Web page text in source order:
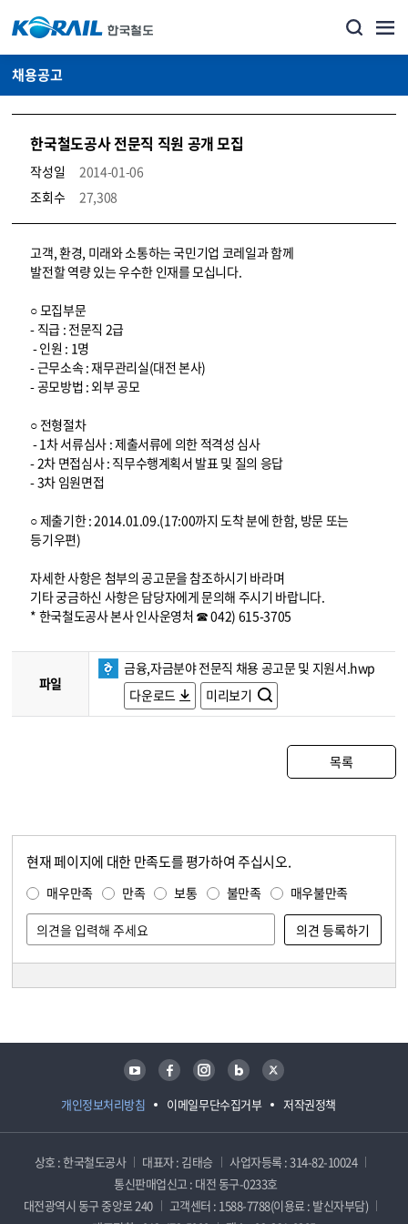
채용공고
한국철도공사 전문직 직원 공개 모집
작성일
2014-01-06
조회수
27,308
코레일소개_경영공시_채용공고 상세보기 – 내용, 파일, 담당자 연락처로 구성
고객, 환경, 미래와 소통하는 국민기업 코레일과 함께
발전할 역량 있는 우수한 인재를 모십니다.
○ 모집부문
- 직급 : 전문직 2급
- 인원 : 1명
- 근무소속 : 재무관리실(대전 본사)
- 공모방법 : 외부 공모
○ 전형절차
- 1차 서류심사 : 제출서류에 의한 적격성 심사
- 2차 면접심사 : 직무수행계획서 발표 및 질의 응답
- 3차 임원면접
○ 제출기한 : 2014.01.09.(17:00까지 도착 분에 한함, 방문 또는
등기우편)
자세한 사항은 첨부의 공고문을 참조하시기 바라며
기타 궁금하신 사항은 담당자에게 문의해 주시기 바랍니다.
* 한국철도공사 본사 인사운영처 ☎ 042) 615-3705
파일
금융,자금분야 전문직 채용 공고문 및 지원서.hwp
다운로드
미리보기
목록
현재 페이지에 대한 만족도를 평가하여 주십시오.
매우만족 만족 보통 불만족 매우불만족
개인정보처리방침 이메일무단수집거부 저작권정책
유튜브 페이스북 인스타그램 블로그 트위터
상호 : 한국철도공사 대표자 : 김태승
사업자등록 : 314-82-10024
통신판매업신고 : 대전 동구-0233호
대전광역시 동구 중앙로 240
고객센터 : 1588-7788(이용료 : 발신자부담)